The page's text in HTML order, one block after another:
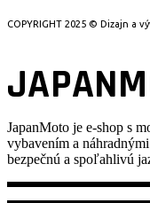
COPYRIGHT 2025 © Dizajn a
JapanMoto je e-shop s
vybavením a
bezpečnú a spoľahlivú